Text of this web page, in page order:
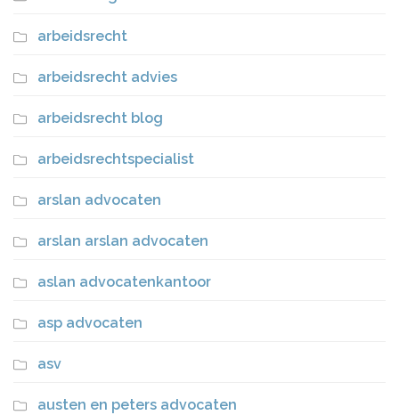
arbeidsrecht
arbeidsrecht advies
arbeidsrecht blog
arbeidsrechtspecialist
arslan advocaten
arslan arslan advocaten
aslan advocatenkantoor
asp advocaten
asv
austen en peters advocaten